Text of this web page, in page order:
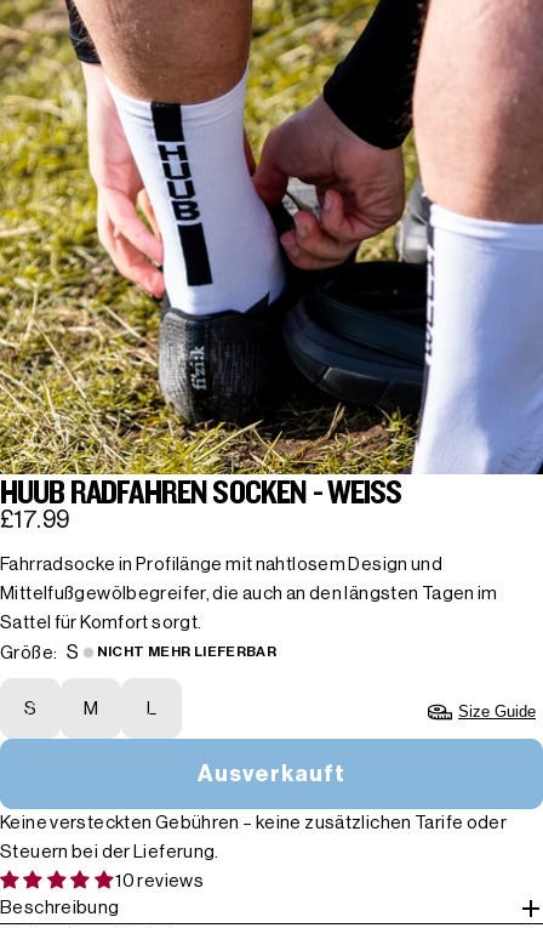
HUUB RADFAHREN SOCKEN - WEISS
£17.99
Fahrradsocke in Profilänge mit nahtlosem Design und
Mittelfußgewölbegreifer, die auch an den längsten Tagen im
Sattel für Komfort sorgt.
Größe:
S NICHT MEHR LIEFERBAR
S M L Size Guide
Ausverkauft
Keine versteckten Gebühren – keine zusätzlichen Tarife oder
Steuern bei der Lieferung.
10 reviews
Beschreibung